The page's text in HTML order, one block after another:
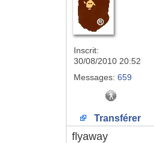
Inscrit:
30/08/2010 20:52
Messages: 659
Transférer
flyaway